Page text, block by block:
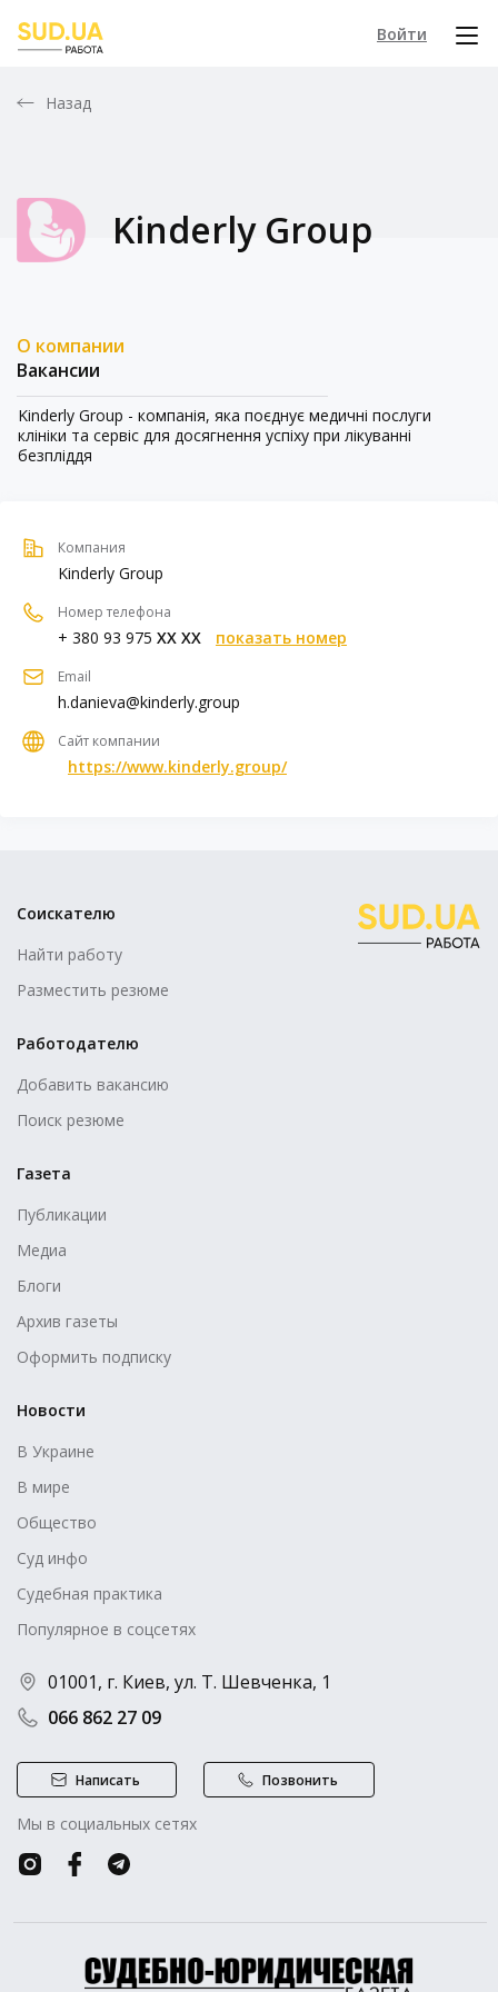
Войти
Назад
Kinderly Group
О компании
Вакансии
Kinderly Group - компанія, яка поєднує медичні послуги
клініки та сервіс для досягнення успіху при лікуванні
безпліддя
Компания
Kinderly Group
Номер телефона
+ 380 93 975 XX XX показать номер
Email
h.danieva@kinderly.group
Сайт компании
https://www.kinderly.group/
Соискателю
Найти работу
Разместить резюме
Работодателю
Добавить вакансию
Поиск резюме
Газета
Публикации
Медиа
Блоги
Архив газеты
Оформить подписку
Новости
В Украине
В мире
Общество
Суд инфо
Судебная практика
Популярное в соцсетях
066 862 27 09
01001, г. Киев, ул. Т. Шевченка, 1
Написать Позвонить
Мы в социальных сетях